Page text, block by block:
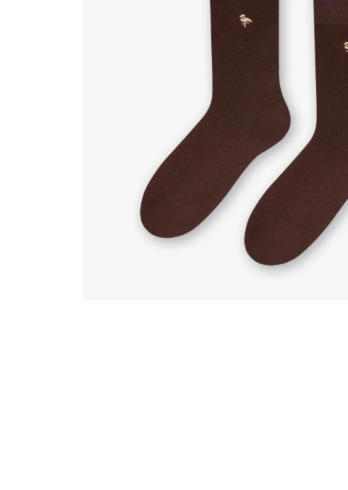
Sportowe
Antypoślizgowe
Ciepłe
Do spania
Ciepłe
RAJSTOPY
Wzorowane
Rozmiar XL